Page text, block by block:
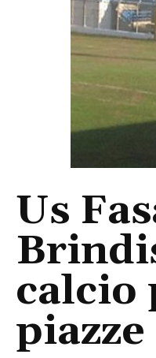
Us
calcio